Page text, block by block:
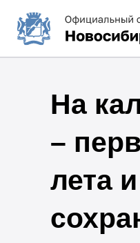
На
–
лета